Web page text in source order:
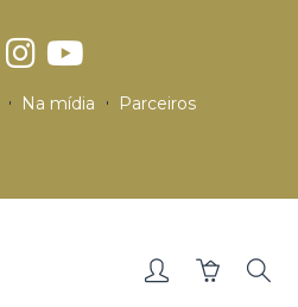
Na mídia Parceiros